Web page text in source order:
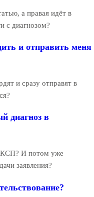
а правая идёт в
с диагнозом?
и отправить меня
и сразу отправят в
диагноз в
КСП? И потом уже
заявления?